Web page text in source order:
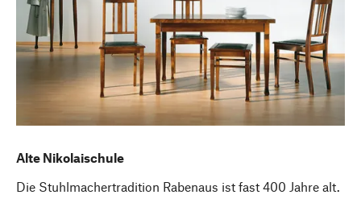
Alte Nikolaischule
Die Stuhlmachertradition Rabenaus ist fast 400 Jahre alt.